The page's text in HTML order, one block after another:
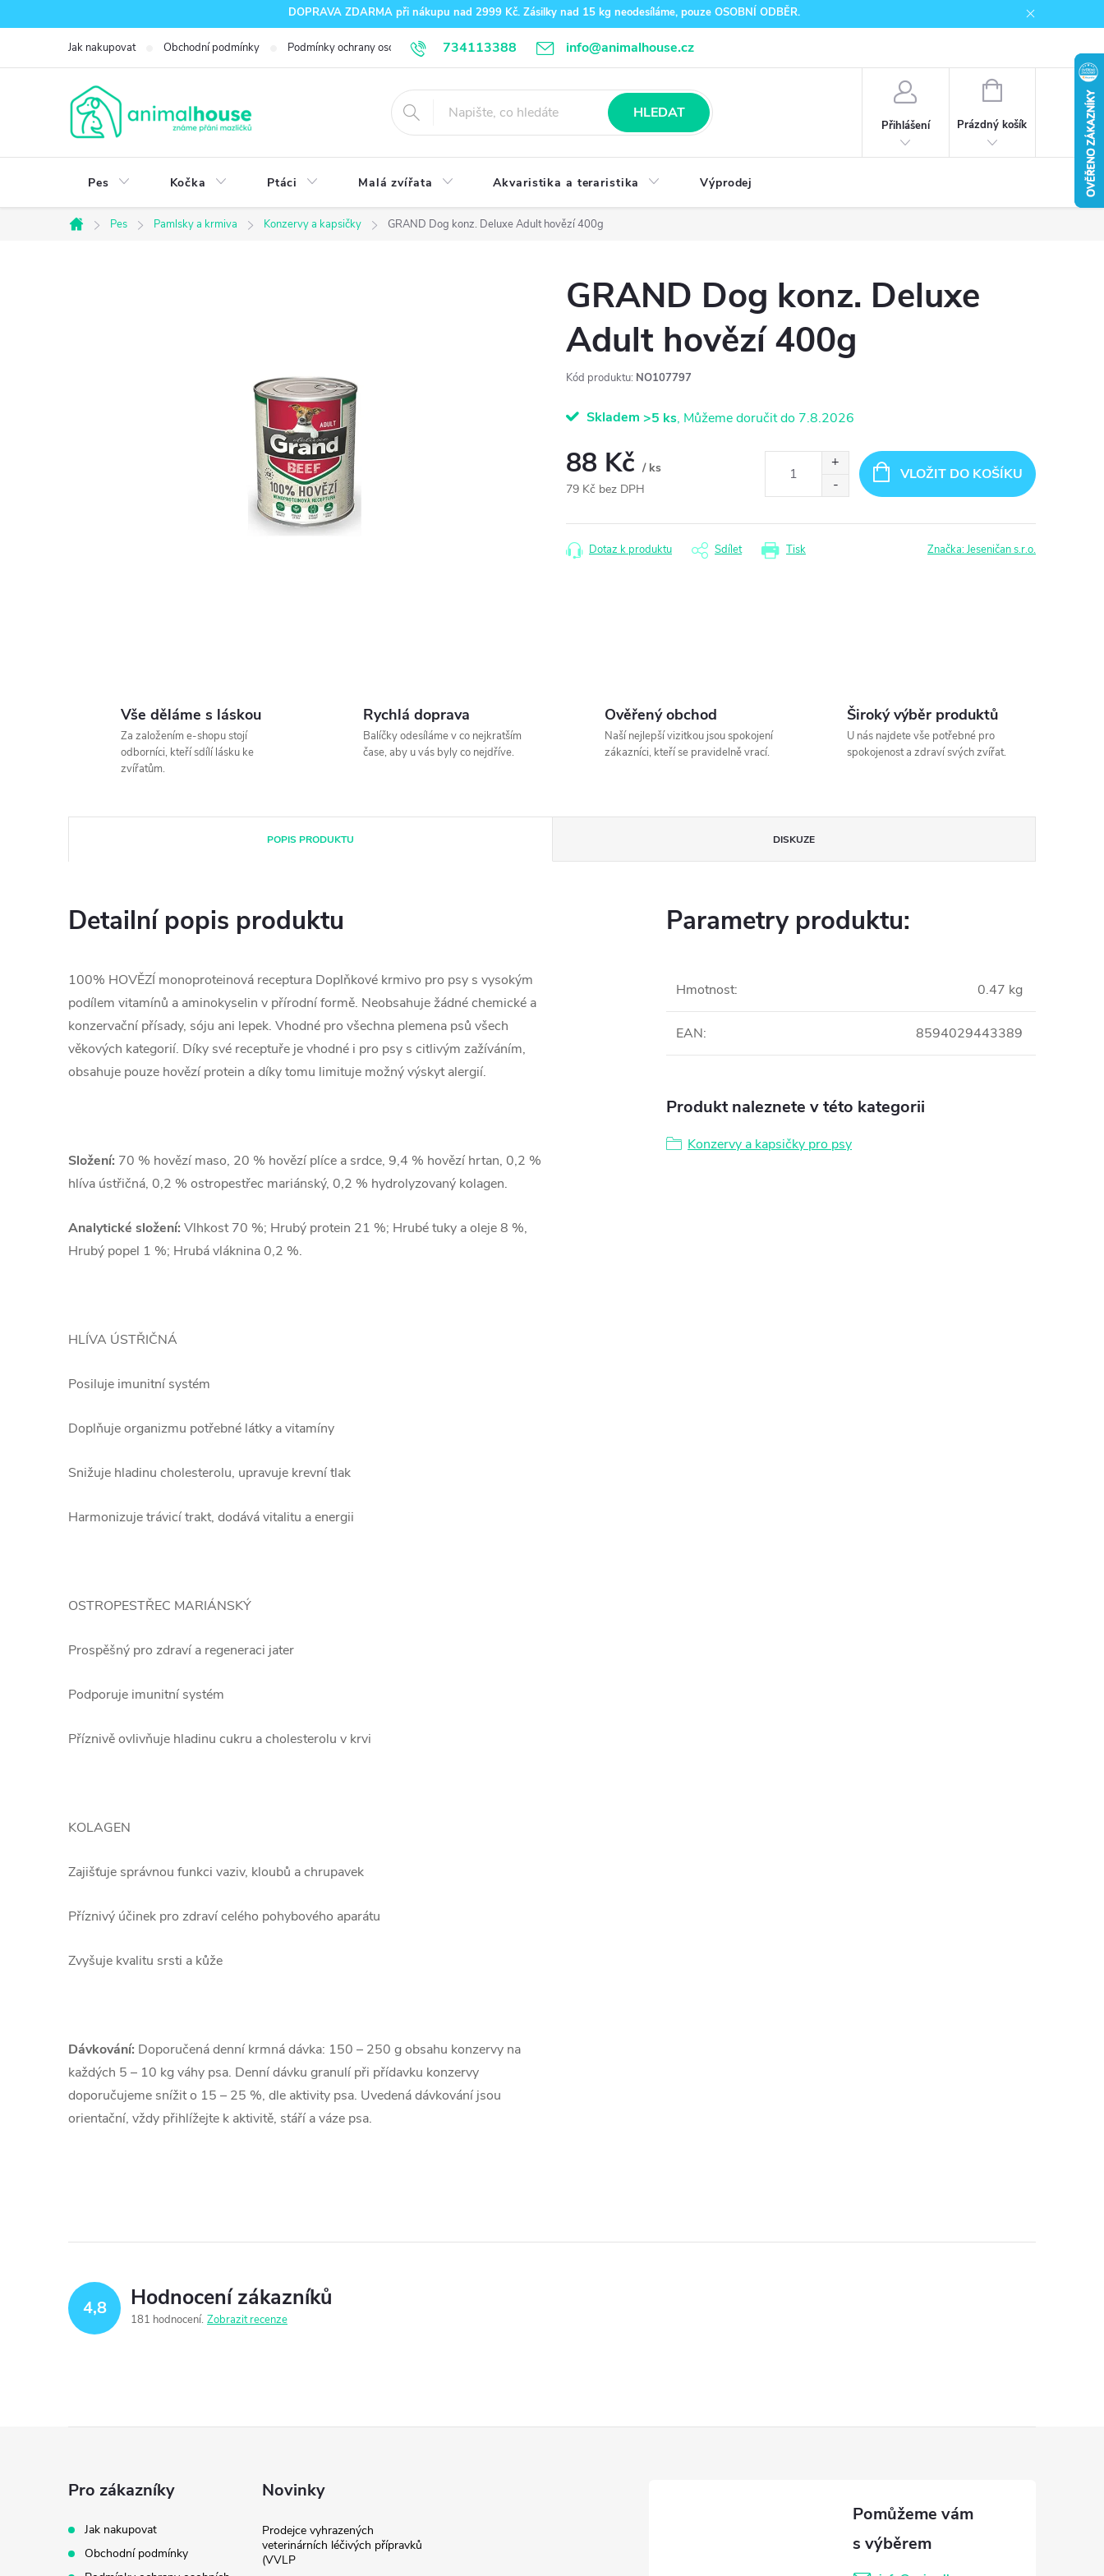
na
DOPRAVA ZDARMA při nákupu nad 2999 Kč. Zásilky nad 15 kg neodesíláme, pouze OSOBNÍ ODBĚR.
734113388 info@animalhouse.cz
Jak nakupovat Obchodní podmínky Podmínky ochrany osobních údajů Doprava a platba Kontakty
HLEDAT
Přihlášení
NÁKUPNÍ
Prázdný košík
Pes Kočka Ptáci Malá zvířata Akvaristika a teraristika Výprodej
Domů
Pes Pamlsky a krmiva Konzervy a kapsičky GRAND Dog konz. Deluxe Adult hovězí 400g
GRAND Dog konz. Deluxe
Adult hovězí 400g
Kód produktu: NO107797
Skladem >5 ks 7.8.2026
88 Kč / ks
79 Kč bez DPH
cena:
VLOŽIT DO KOŠÍKU
Tisk
Dotaz k produktu Sdílet Značka:Jeseničan s.r.o.
Vše děláme s láskou
Za založením e-shopu stojí
odborníci, kteří sdílí lásku ke
zvířatům.
Rychlá doprava
Balíčky odesíláme v co nejkratším
čase, aby u vás byly co nejdříve.
Ověřený obchod
Naší nejlepší vizitkou jsou spokojení
zákazníci, kteří se pravidelně vrací.
Široký výběr produktů
U nás najdete vše potřebné pro
spokojenost a zdraví svých zvířat.
POPIS PRODUKTU DISKUZE
Detailní popis produktu
100% HOVĚZÍ monoproteinová receptura Doplňkové krmivo pro psy s vysokým
podílem vitamínů a aminokyselin v přírodní formě. Neobsahuje žádné chemické a
konzervační přísady, sóju ani lepek. Vhodné pro všechna plemena psů všech
věkových kategorií. Díky své receptuře je vhodné i pro psy s citlivým zažíváním,
obsahuje pouze hovězí protein a díky tomu limituje možný výskyt alergií.
Složení: 70 % hovězí maso, 20 % hovězí plíce a srdce, 9,4 % hovězí hrtan, 0,2 %
hlíva ústřičná, 0,2 % ostropestřec mariánský, 0,2 % hydrolyzovaný kolagen.
Analytické složení: Vlhkost 70 %; Hrubý protein 21 %; Hrubé tuky a oleje 8 %,
Hrubý popel 1 %; Hrubá vláknina 0,2 %.
HLÍVA ÚSTŘIČNÁ
Posiluje imunitní systém
Doplňuje organizmu potřebné látky a vitamíny
Snižuje hladinu cholesterolu, upravuje krevní tlak
Harmonizuje trávicí trakt, dodává vitalitu a energii
OSTROPESTŘEC MARIÁNSKÝ
Prospěšný pro zdraví a regeneraci jater
Podporuje imunitní systém
Příznivě ovlivňuje hladinu cukru a cholesterolu v krvi
KOLAGEN
Zajišťuje správnou funkci vaziv, kloubů a chrupavek
Příznivý účinek pro zdraví celého pohybového aparátu
Zvyšuje kvalitu srsti a kůže
Dávkování: Doporučená denní krmná dávka: 150 – 250 g obsahu konzervy na
každých 5 – 10 kg váhy psa. Denní dávku granulí při přídavku konzervy
doporučujeme snížit o 15 – 25 %, dle aktivity psa. Uvedená dávkování jsou
orientační, vždy přihlížejte k aktivitě, stáří a váze psa.
Parametry produktu:
Hmotnost: 0.47 kg
EAN: 8594029443389
Produkt naleznete v této kategorii
Konzervy a kapsičky pro psy
4,8 Hodnocení zákazníků
181 hodnocení Zobrazit recenze
Pro zákazníky
Jak nakupovat
Obchodní podmínky
Novinky
Prodejce vyhrazených
veterinárních léčivých přípravků
(VVLP